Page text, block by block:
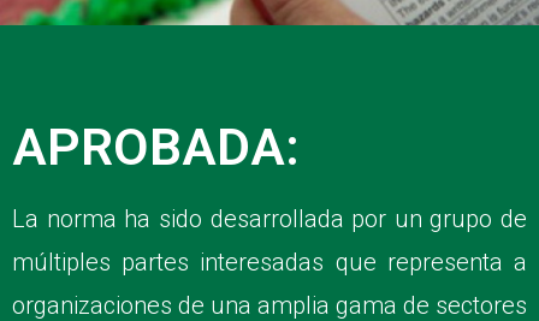
APROBADA:
La norma ha sido desarrollada por un grupo de
múltiples partes interesadas que representa a
organizaciones de una amplia gama de sectores